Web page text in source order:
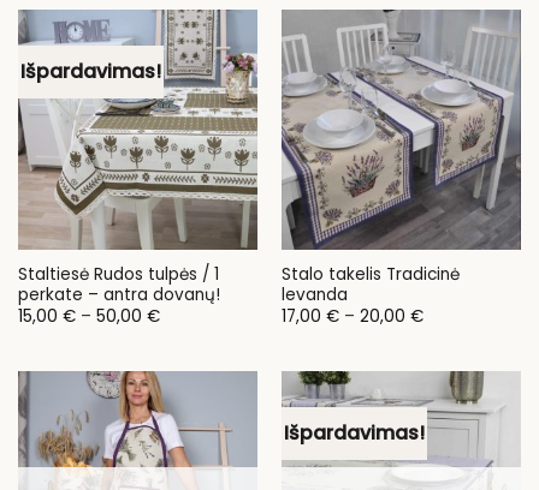
Išpardavimas!
Staltiesė Rudos tulpės / 1
perkate – antra dovanų!
15,00 € – 50,00 €Price
50,00 €
Stalo takelis Tradicinė
levanda
17,00 € – 20,00 €Price
20,00 €
Išpardavimas!